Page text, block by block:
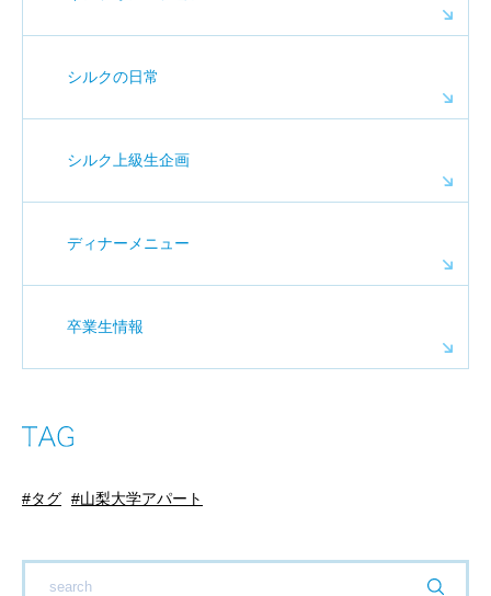
シルクの日常
シルク上級生企画
ディナーメニュー
卒業生情報
タグ 山梨大学アパート